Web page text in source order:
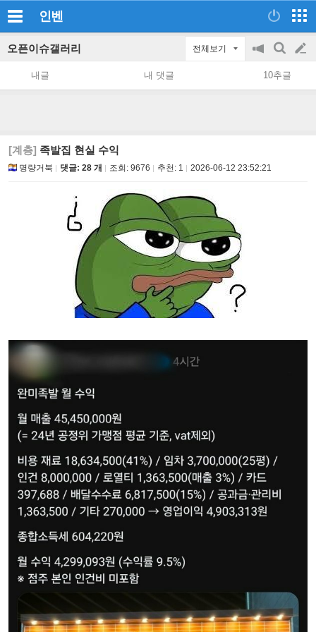
인벤
오픈이슈갤러리 전체보기
공
지
on/off
검
색
글
쓰
내글 내 댓글 10추글
[계층] 족발집 현실 수익
명량거북 댓글: 28 개 조회: 9676 추천: 1 2026-06-12 23:52:21